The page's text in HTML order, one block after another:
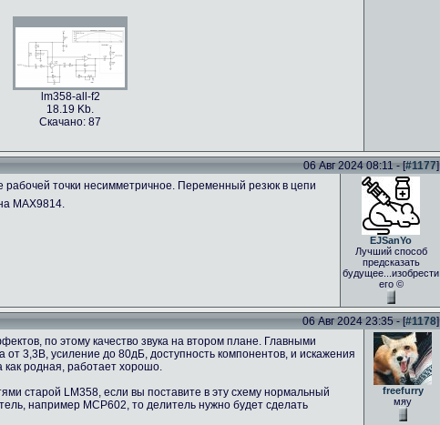
lm358-all-f2
18.19 Kb.
Скачано: 87
06 Авг 2024 08:11 - [#1177]
точки несимметричное. Переменный резюк в цепи
MAX9814.
EJSanYo
Лучший способ
предсказать
будущее...изобрести
его ©
06 Авг 2024 23:35 - [#1178]
по этому качество звука на втором плане. Главными
3,3В, усиление до 80дБ, доступность компонентов, и искажения
как родная, работает хорошо.
старой LM358, если вы поставите в эту схему нормальный
например MCP602, то делитель нужно будет сделать
freefurry
мяу